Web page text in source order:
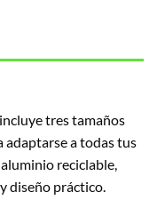
incluye tres tamaños
adaptarse a todas tus
reciclable,
diseño práctico.